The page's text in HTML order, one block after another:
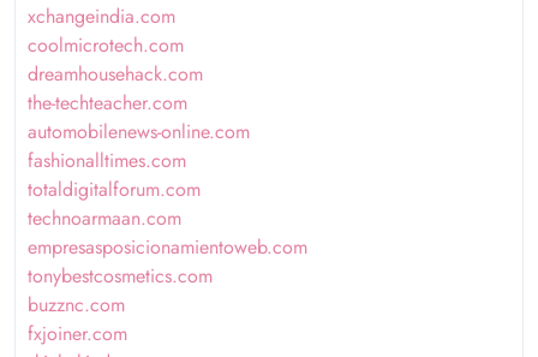
xchangeindia.com
coolmicrotech.com
dreamhousehack.com
the-techteacher.com
automobilenews-online.com
fashionalltimes.com
totaldigitalforum.com
technoarmaan.com
empresasposicionamientoweb.com
tonybestcosmetics.com
buzznc.com
fxjoiner.com